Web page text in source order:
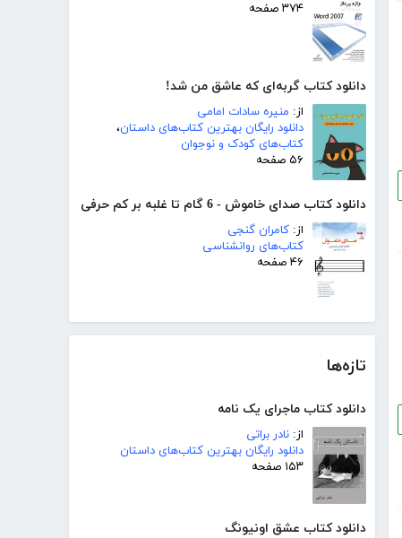
۳۷۴ صفحه
دانلود کتاب گربه‌ای که عاشق من شد!
از: منیره سادات امامی
دانلود رایگان بهترین کتاب‌های داستان،
کتاب‌های کودک و نوجوان
۵۶ صفحه
دانلود کتاب صدای خاموش - 6 گام تا غلبه بر کم حرفی
از: کامران گنجی
کتاب‌های روانشناسی
۴۶ صفحه
تازه‌ها
دانلود کتاب ماجرای یک نامه
از: نادر براتی
دانلود رایگان بهترین کتاب‌های داستان
۱۵۳ صفحه
دانلود کتاب عشق اونیونگ